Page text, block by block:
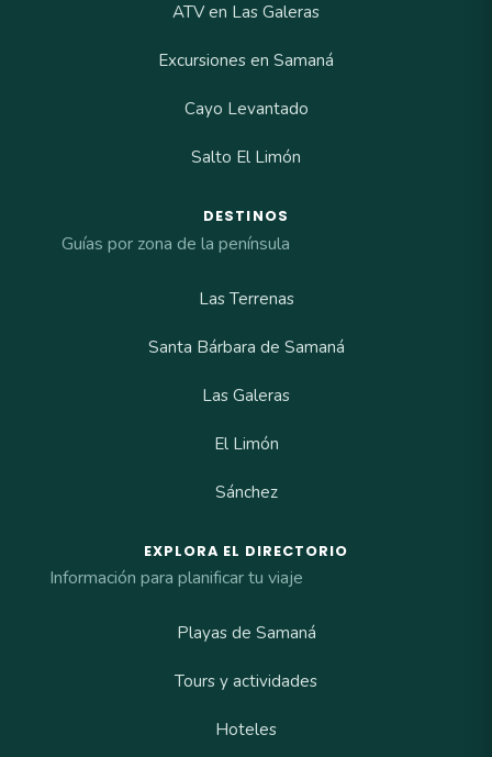
ATV en Las Galeras
Excursiones en Samaná
Cayo Levantado
Salto El Limón
DESTINOS
Guías por zona de la península
Las Terrenas
Santa Bárbara de Samaná
Las Galeras
El Limón
Sánchez
EXPLORA EL DIRECTORIO
Información para planificar tu viaje
Playas de Samaná
Tours y actividades
Hoteles